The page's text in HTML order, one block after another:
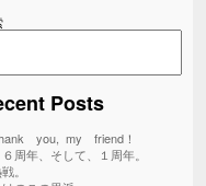
Posts
you, my friend！
６周年、そして、１周年。
。